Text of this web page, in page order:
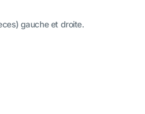
gauche et droite.